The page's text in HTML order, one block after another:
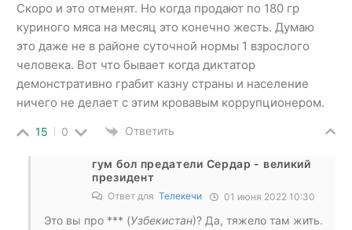
Скоро и это отменят. Но когда продают по 180 гр
куриного мяса на месяц это конечно жесть. Думаю
это даже не в районе суточной нормы 1 взрослого
человека. Вот что бывает когда диктатор
демонстративно грабит казну страны и население
ничего не делает с этим кровавым коррупционером.
15 0 Ответить
гум бол предатели Сердар - великий
президент
Ответ для Телекечи 01 июня 2022 10:30
Это вы про *** (Узбекистан)? Да, тяжело там жить.